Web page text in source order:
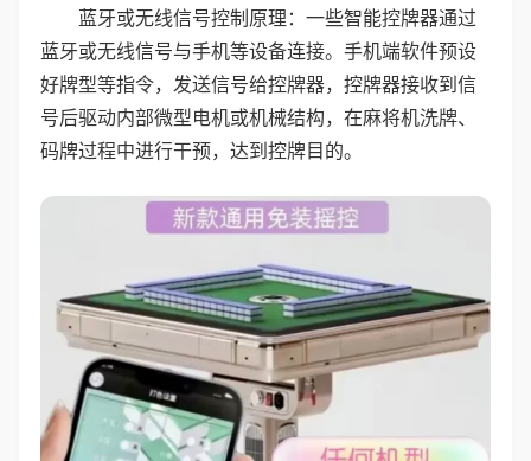
蓝牙或无线信号控制原理：一些智能控牌器通过
蓝牙或无线信号与手机等设备连接。手机端软件预设
好牌型等指令，发送信号给控牌器，控牌器接收到信
号后驱动内部微型电机或机械结构，在麻将机洗牌、
码牌过程中进行干预，达到控牌目的。